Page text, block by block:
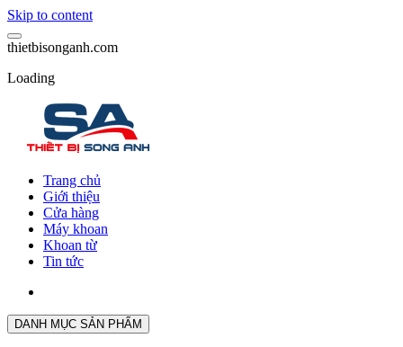
Skip to content
thietbisonganh.com
Loading
Trang chủ
Giới thiệu
Cửa hàng
Máy khoan
Khoan từ
Tin tức
DANH MỤC SẢN PHẨM